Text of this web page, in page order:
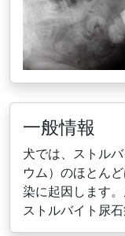
一般情報
犬では、ストル
ウム）のほとん
染に起因します
ストルバイト尿